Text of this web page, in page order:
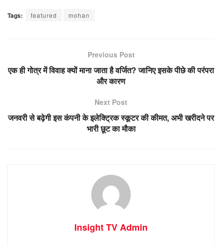
Tags: featured mohan
Previous Post
एक ही गोत्र में विवाह क्यों माना जाता है वर्जित? जानिए इसके पीछे की परंपरा
और कारण
Next Post
जनवरी से बढ़ेगी इस कंपनी के इलेक्ट्रिक स्कूटर की कीमत, अभी खरीदने पर
भारी छूट का मौका
Insight TV Admin